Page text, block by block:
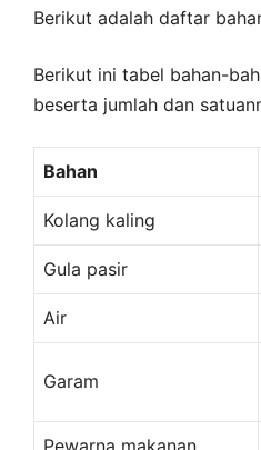
Berikut adalah daftar
Berikut ini tabel bahan-
beserta jumlah dan
Bahan
Kolang kaling
Gula pasir
Air
Garam
Pewarna makanan